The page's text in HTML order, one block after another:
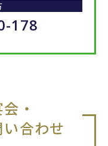
178
・
い合わせ